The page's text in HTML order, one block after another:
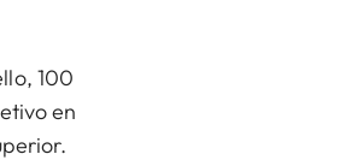
100
en